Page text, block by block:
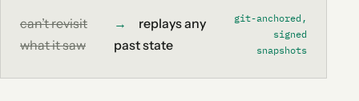
can’t revisit
what it saw
→
replays any
past state
git-anchored,
signed
snapshots